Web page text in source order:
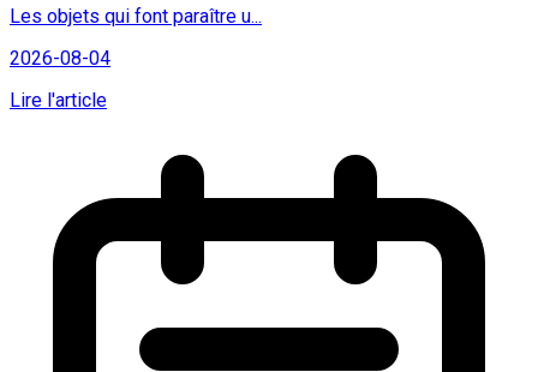
Les objets qui font paraître u...
2026-08-04
Lire l'article